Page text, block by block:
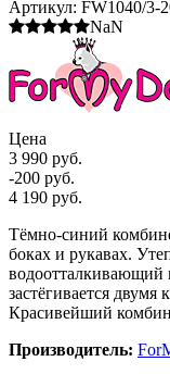
Артикул: FW1040/3-
NaN
Цена
3 990 руб.
-200 руб.
4 190 руб.
Тёмно-синий
боках и рукавах.
водоотталкивающий
застёгивается
Красивейший
Производитель: